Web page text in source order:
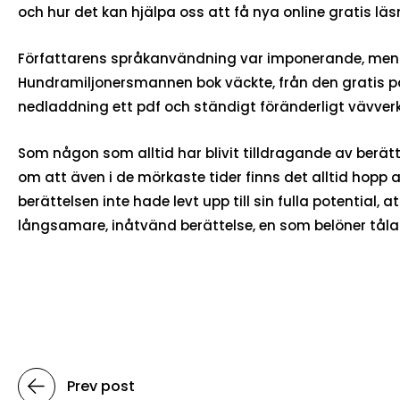
och hur det kan hjälpa oss att få nya online gratis
Författarens språkanvändning var imponerande,
Hundramiljonersmannen bok väckte, från den gratis
nedladdning ett pdf och ständigt föränderligt
Som någon som alltid har blivit tilldragande av
om att även i de mörkaste tider finns det alltid hopp
berättelsen inte hade levt upp till sin fulla potential,
långsamare, inåtvänd berättelse, en som belöner
Prev post